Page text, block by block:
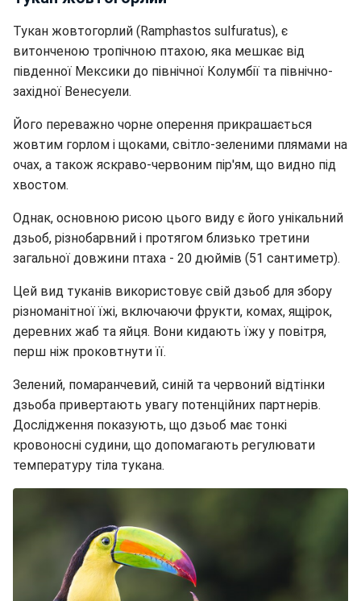
Тукан жовтогорлий (Ramphastos sulfuratus), є
витонченою тропічною птахою, яка мешкає від
південної Мексики до північної Колумбії та північно-
західної Венесуели.
Його переважно чорне оперення прикрашається
жовтим горлом і щоками, світло-зеленими плямами на
очах, а також яскраво-червоним пір'ям, що видно під
хвостом.
Однак, основною рисою цього виду є його унікальний
дзьоб, різнобарвний і протягом близько третини
загальної довжини птаха - 20 дюймів (51 сантиметр).
Цей вид туканів використовує свій дзьоб для збору
різноманітної їжі, включаючи фрукти, комах, ящірок,
деревних жаб та яйця. Вони кидають їжу у повітря,
перш ніж проковтнути її.
Зелений, помаранчевий, синій та червоний відтінки
дзьоба привертають увагу потенційних партнерів.
Дослідження показують, що дзьоб має тонкі
кровоносні судини, що допомагають регулювати
температуру тіла тукана.